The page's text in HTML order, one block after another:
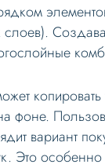
фоне.
вариант
Это